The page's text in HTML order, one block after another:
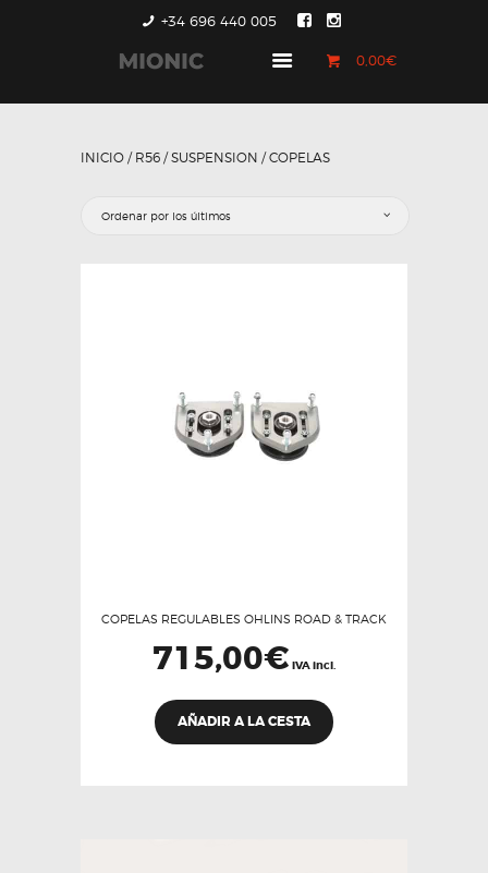
+34 696 440 005
0,00€
GENERACIÓN 1
COUNTRYMAN &
INICIO / R56 /SUSPENSION / COPELAS
COPELAS REGULABLES OHLINS ROAD & TRACK
715,00€ IVA incl.
AÑADIR A LA CESTA